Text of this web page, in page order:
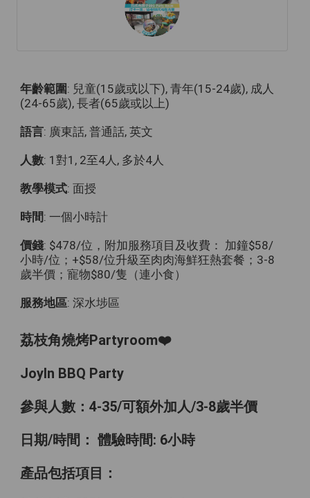
年齡範圍: 兒童(15歲或以下), 青年(15-24歲), 成人
(24-65歲), 長者(65歲或以上)
語言: 廣東話, 普通話, 英文
人數: 1對1, 2至4人, 多於4人
教學模式: 面授
時間: 一個小時計
價錢: $478/位，附加服務項目及收費： 加鐘$58/
小時/位；+$58/位升級至肉肉海鮮狂熱套餐；3-8
歲半價；寵物$80/隻（連小食）
服務地區: 深水埗區
荔枝角燒烤Partyroom❤️
JoyIn BBQ Party
參與人數：4-35/可額外加人/3-8歲半價
日期/時間： 體驗時間: 6小時
產品包括項目：